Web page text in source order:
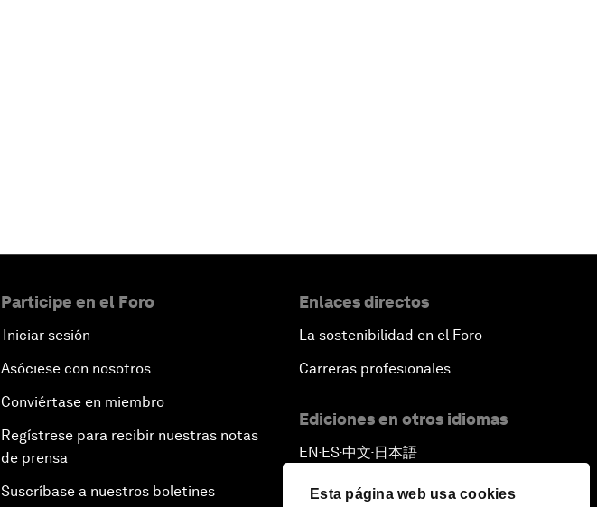
Esta página web usa cookies
Participe en el Foro
Iniciar sesión
Asóciese con nosotros
Conviértase en miembro
Regístrese para recibir nuestras notas
de prensa
Suscríbase a nuestros boletines
Enlaces directos
La sostenibilidad en el Foro
Carreras profesionales
Ediciones en otros idiomas
EN ▪ES▪中文▪ 日本語